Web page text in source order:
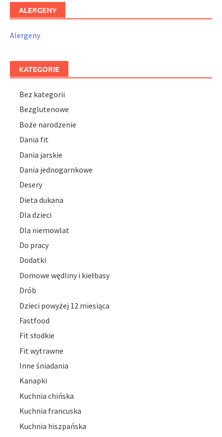
ALERGENY
Alergeny
KATEGORIE
Bez kategorii
Bezglutenowe
Boże narodzenie
Dania fit
Dania jarskie
Dania jednogarnkowe
Desery
Dieta dukana
Dla dzieci
Dla niemowlat
Do pracy
Dodatki
Domowe wędliny i kiełbasy
Drób
Dzieci powyżej 12 miesiąca
Fastfood
Fit słodkie
Fit wytrawne
Inne śniadania
Kanapki
Kuchnia chińska
Kuchnia francuska
Kuchnia hiszpańska